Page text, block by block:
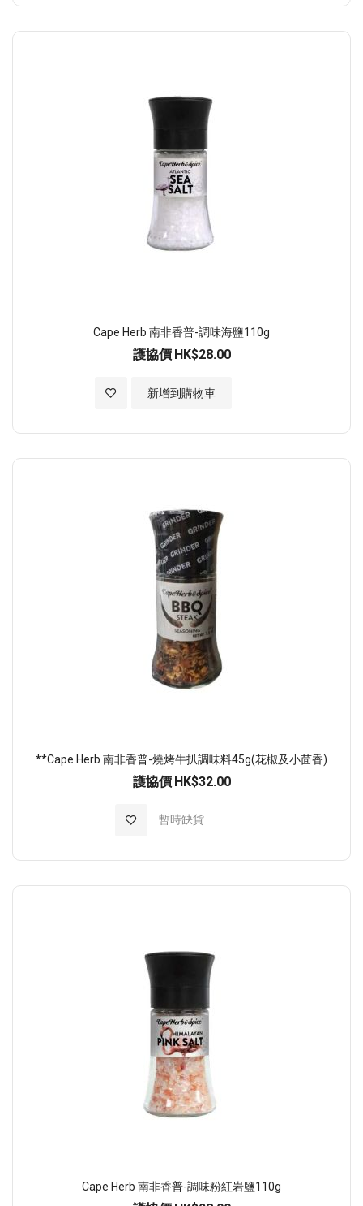
Cape Herb 南非香普-調味海鹽110g
護協價 HK$28.00
新增到購物車
加入至願望清單
**Cape Herb 南非香普-燒烤牛扒調味料45g(花椒及小茴香)
護協價 HK$32.00
暫時缺貨
加入至願望清單
Cape Herb 南非香普-調味粉紅岩鹽110g